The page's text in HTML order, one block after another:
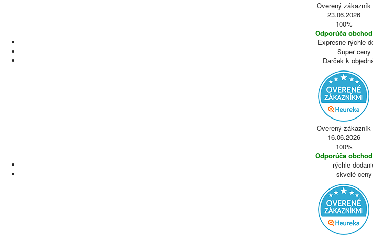
Overený zákazník
23.06.2026
100%
Odporúča obchod
Expresne rýchle
Super ceny
Darček k
Overený zákazník
16.06.2026
100%
Odporúča obchod
rýchle
skvelé ceny